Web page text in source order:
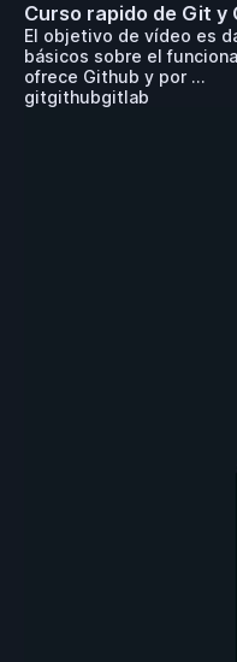
Curso rapido de Git y
El objetivo de vídeo es
básicos sobre el
ofrece Github y por ...
gitgithubgitlab